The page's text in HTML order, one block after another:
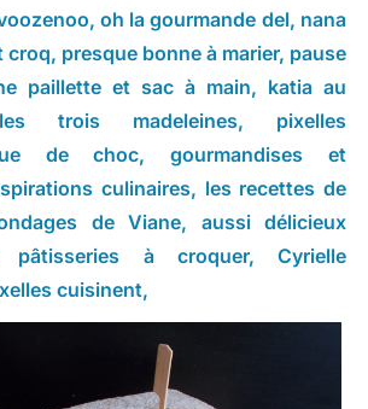
, oh la gourmande del, nana
croq, presque bonne à marier, pause
paillette et sac à main, katia au
les trois madeleines, pixelles
de choc,gourmandises et
culinaires, les recettes de
de Viane, aussi délicieux
pâtisseries à croquer,Cyrielle
cuisinent,